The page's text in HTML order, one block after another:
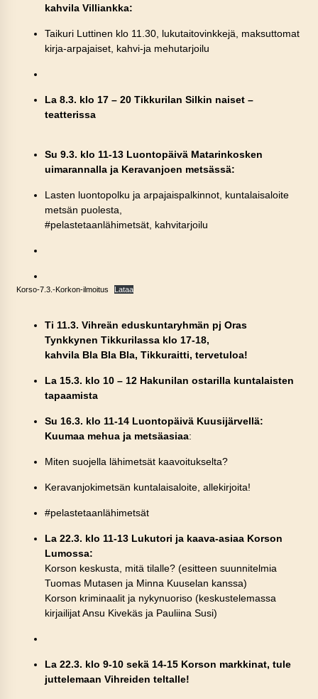
kahvila Villiankka:
Taikuri Luttinen klo 11.30, lukutaitovinkkejä, maksuttomat
kirja-arpajaiset, kahvi-ja mehutarjoilu
La 8.3. klo 17 – 20 Tikkurilan Silkin naiset –
teatterissa
Su 9.3. klo 11-13 Luontopäivä Matarinkosken
uimarannalla ja Keravanjoen metsässä:
Lasten luontopolku ja arpajaispalkinnot, kuntalaisaloite
metsän puolesta,
#pelastetaanlähimetsät, kahvitarjoilu
Korso-7.3.-Korkon-ilmoitus Lataa
Ti 11.3. Vihreän eduskuntaryhmän pj Oras
Tynkkynen Tikkurilassa klo 17-18,
kahvila Bla Bla Bla, Tikkuraitti, tervetuloa!
La 15.3. klo 10 – 12 Hakunilan ostarilla kuntalaisten
tapaamista
Su 16.3. klo 11-14 Luontopäivä Kuusijärvellä:
Kuumaa mehua ja metsäasiaa:
Miten suojella lähimetsät kaavoitukselta?
Keravanjokimetsän kuntalaisaloite, allekirjoita!
#pelastetaanlähimetsät
La 22.3. klo 11-13 Lukutori ja kaava-asiaa Korson
Lumossa:
Korson keskusta, mitä tilalle? (esitteen suunnitelmia
Tuomas Mutasen ja Minna Kuuselan kanssa)
Korson kriminaalit ja nykynuoriso (keskustelemassa
kirjailijat Ansu Kivekäs ja Pauliina Susi)
La 22.3. klo 9-10 sekä 14-15 Korson markkinat, tule
juttelemaan Vihreiden teltalle!